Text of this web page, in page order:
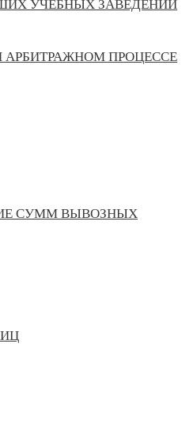
УЧЕБНЫХ ЗАВЕДЕНИЙ
ПРОЦЕССЕ
СУММ ВЫВОЗНЫХ